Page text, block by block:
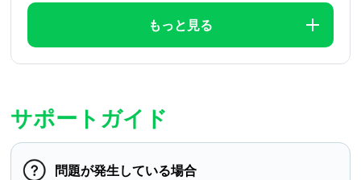
もっと見る
サポートガイド
問題が発生している場合